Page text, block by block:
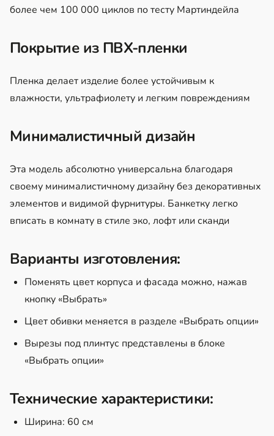
более чем 100 000 циклов по тесту Мартиндейла
Покрытие из ПВХ-пленки
Пленка делает изделие более устойчивым к
влажности, ультрафиолету и легким повреждениям
Минималистичный дизайн
Эта модель абсолютно универсальна благодаря
своему минималистичному дизайну без декоративных
элементов и видимой фурнитуры. Банкетку легко
вписать в комнату в стиле эко, лофт или сканди
Варианты изготовления:
Поменять цвет корпуса и фасада можно, нажав
кнопку «Выбрать»
Цвет обивки меняется в разделе «Выбрать опции»
Вырезы под плинтус представлены в блоке
«Выбрать опции»
Технические характеристики:
Ширина: 60 см